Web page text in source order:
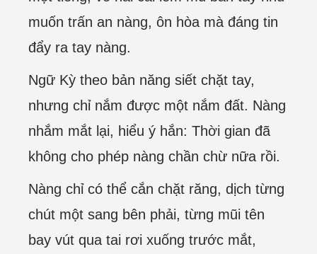
muốn trấn an nàng, ôn hòa mà đáng tin
đẩy ra tay nàng.
Ngữ Kỳ theo bản năng siết chặt tay,
nhưng chỉ nắm được một nắm đất. Nàng
nhắm mắt lại, hiểu ý hắn: Thời gian đã
không cho phép nàng chần chừ nữa rồi.
Nàng chỉ có thể cắn chặt răng, dịch từng
chút một sang bên phải, từng mũi tên
bay vút qua tai rơi xuống trước mắt,